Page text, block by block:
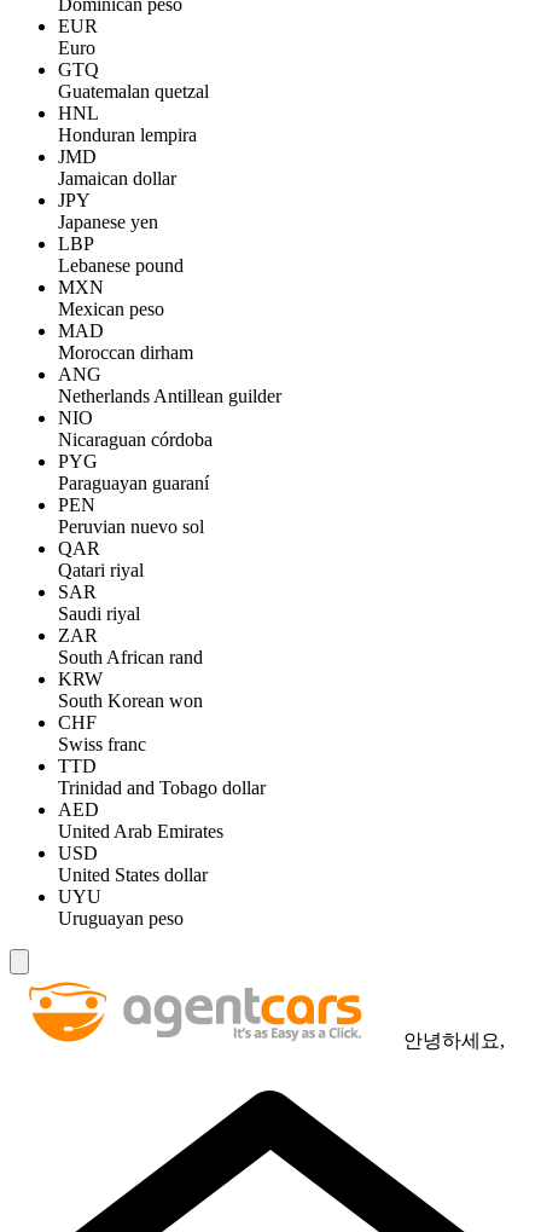
EUR
Euro
GTQ
Guatemalan quetzal
HNL
Honduran lempira
JMD
Jamaican dollar
JPY
Japanese yen
LBP
Lebanese pound
MXN
Mexican peso
MAD
Moroccan dirham
ANG
Netherlands Antillean guilder
NIO
Nicaraguan córdoba
PYG
Paraguayan guaraní
PEN
Peruvian nuevo sol
QAR
Qatari riyal
SAR
Saudi riyal
ZAR
South African rand
KRW
South Korean won
CHF
Swiss franc
TTD
Trinidad and Tobago dollar
AED
United Arab Emirates
USD
United States dollar
UYU
Uruguayan peso
안녕하세요,